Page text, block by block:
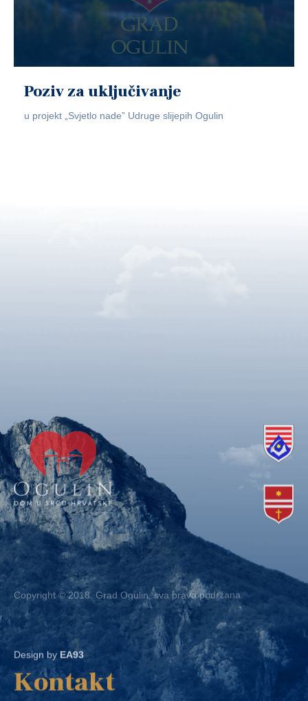
Poziv za uključivanje
u projekt „Svjetlo nade” Udruge slijepih Ogulin
Copyright © 2018. Grad Ogulin, sva prava pridržana.
Design byEA93
Kontakt